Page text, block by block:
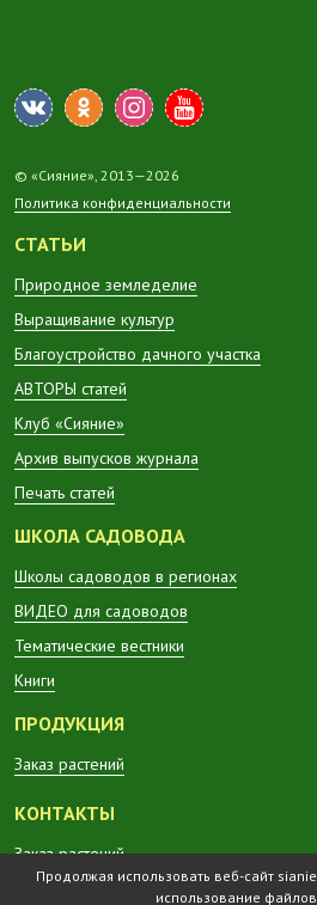
© «Сияние», 2013—2026
Политика конфиденциальности
СТАТЬИ
Природное земледелие
Выращивание культур
Благоустройство дачного участка
АВТОРЫ статей
Клуб «Сияние»
Архив выпусков журнала
Печать статей
ШКОЛА САДОВОДА
Школы садоводов в регионах
ВИДЕО для садоводов
Тематические вестники
Книги
ПРОДУКЦИЯ
Заказ растений
КОНТАКТЫ
Заказ растений
Продолжая использовать веб-сайт
использование файлов